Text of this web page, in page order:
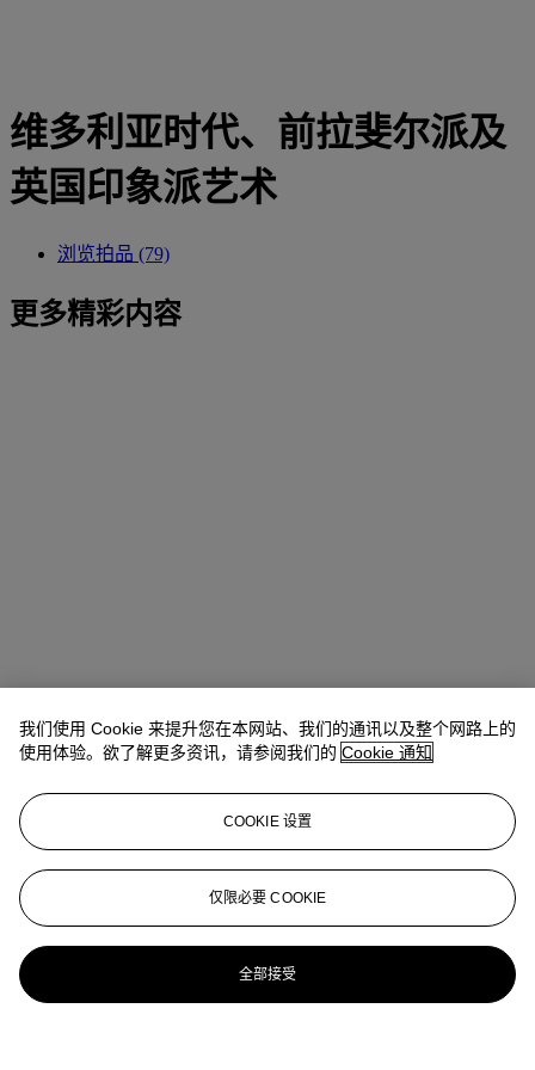
维多利亚时代、前拉斐尔派及
英国印象派艺术
浏览拍品 (79)
更多精彩内容
我们使用 Cookie 来提升您在本网站、我们的通讯以及整个网路上的
使用体验。欲了解更多资讯，请参阅我们的 Cookie 通知
COOKIE 设置
仅限必要 COOKIE
全部接受